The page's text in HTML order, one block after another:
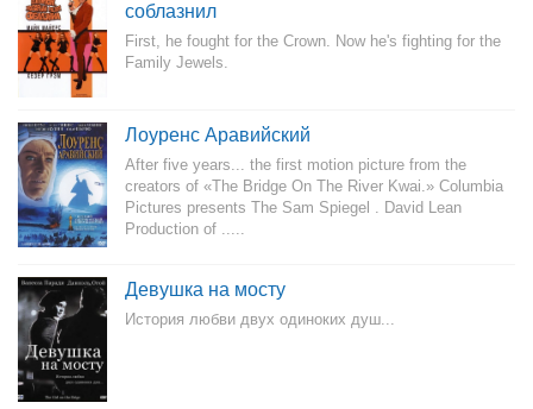
соблазнил
First, he fought for the Crown. Now he's fighting for the
Family Jewels.
Лоуренс Аравийский
After five years... the first motion picture from the
creators of «The Bridge On The River Kwai.» Columbia
Pictures presents The Sam Spiegel . David Lean
Production of .....
Девушка на мосту
История любви двух одиноких душ...